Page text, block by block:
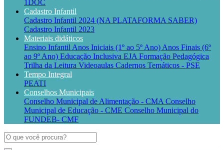
1DOC
Cadastro Infantil
Cadastro Infantil 2024 (NA PLATAFORMA SABER)
Cadastro Infantil 2023
Materiais didáticos
Ensino Infantil Anos Iniciais (1º ao 5º Ano) Anos Finais (6º
ao 9º Ano) Educação Inclusiva EJA Formação Pedagógica
Trilha da Leitura Videoaulas Cadernos Temáticos - PSE
Tempo Integral
PEATI
Conselhos Municipais
Conselho Municipal de Alimentação - CMA Conselho
Municipal de Educação - CME Conselho Municipal do
FUNDEB- CMF